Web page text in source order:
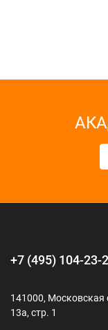
+7 (495) 104-23-
141000,
13а, стр. 1